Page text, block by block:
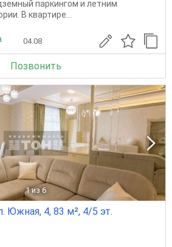
паркингом и летним
В квартире...
04.08
Позвонить
1 из 6
Южная, 4, 83 м², 4/5 эт.